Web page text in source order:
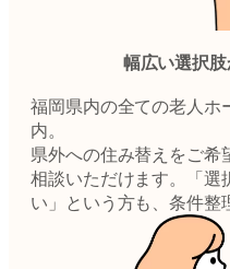
幅広い選択
福岡県内の全ての老人ホ
内。
県外への住み替えをご
相談いただけます。「選
い」という方も、条件整